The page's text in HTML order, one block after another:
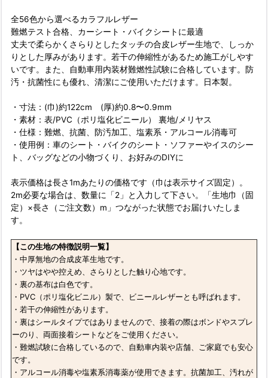
全56色から選べるカラフルレザー
難燃テスト合格、カーシート・バイクシートに最適
丈夫で柔らかくさらりとしたタッチの合皮レザー生地で、しっか
りとした厚みがあります。若干の伸縮性があるため施工がしやす
いです。また、自動車用内装材難燃性試験に合格しています。防
汚・抗菌性にも優れ、清潔にご使用いただけます。日本製。
・寸法：(巾)約122cm (厚)約0.8〜0.9mm
・素材：表/PVC（ポリ塩化ビニール） 裏地/メリヤス
・仕様：難燃、抗菌、防汚加工、塩素系・アルコール消毒可
・使用例：車のシート・バイクのシート・ソファーやイスのシー
ト、バッグなどの小物づくり、お好みのDIYに
表示価格は長さ1mあたりの価格です（巾は表示サイズ固定）。
2m必要な場合は、数量に「2」と入力して下さい。「生地巾（固
定）×長さ（ご注文数）m」つながった状態でお届けいたしま
す。
【この生地の特徴説明一覧】
・中厚無地の合成皮革生地です。
・ツヤはやや控えめ、さらりとした触り心地です。
・裏の基布は白色です。
・PVC（ポリ塩化ビニル）製で、ビニールレザーとも呼ばれます。
・若干の伸縮性があります。
・裏はシールタイプではありませんので、接着の際はボンドやスプレ
ーのり、両面接着シートなどをご使用ください。
・難燃試験に合格しているので、自動車内装や店舗、ご家庭でも安心
です。
・アルコール消毒や塩素系消毒薬が使用できます。抗菌加工、汚れが